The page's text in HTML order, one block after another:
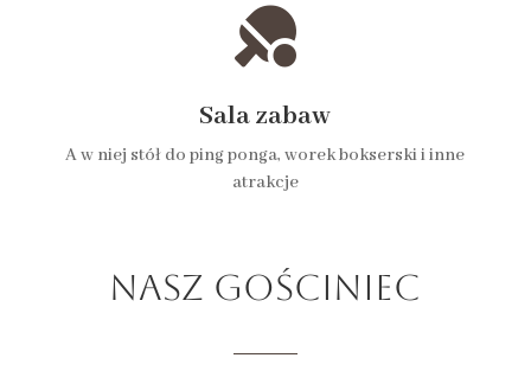

Sala zabaw
A w niej stół do ping ponga, worek bokserski i inne
atrakcje
NASZ GOŚCINIEC